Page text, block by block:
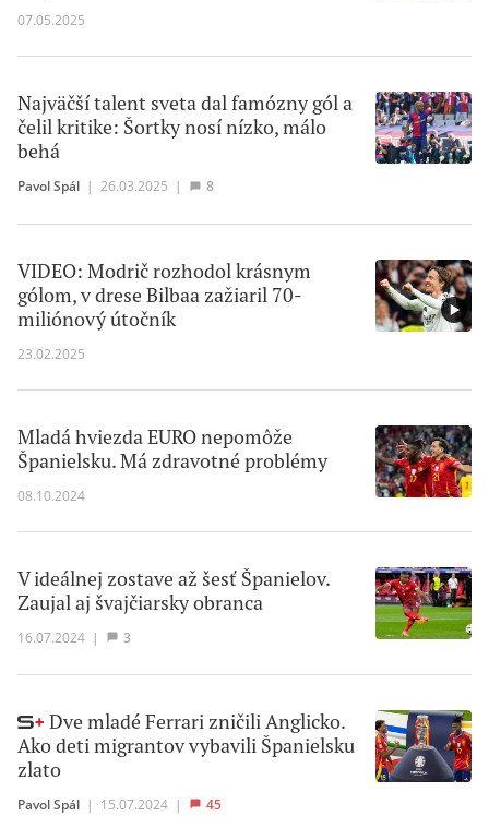
07.05.2025
Najväčší talent sveta dal famózny gól a
čelil kritike: Šortky nosí nízko, málo
behá
Pavol Spál | 26.03.2025 | 8
VIDEO: Modrič rozhodol krásnym
gólom, v drese Bilbaa zažiaril 70-
miliónový útočník
23.02.2025
Mladá hviezda EURO nepomôže
Španielsku. Má zdravotné problémy
08.10.2024
V ideálnej zostave až šesť Španielov.
Zaujal aj švajčiarsky obranca
16.07.2024 | 3
Dve mladé Ferrari zničili Anglicko.
Ako deti migrantov vybavili Španielsku
zlato
Pavol Spál | 15.07.2024 | 45